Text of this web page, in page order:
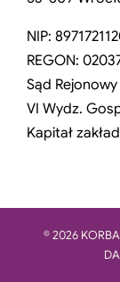
NIP:
REGON:
Sąd
VI Wydz.
Kapitał
© 2026